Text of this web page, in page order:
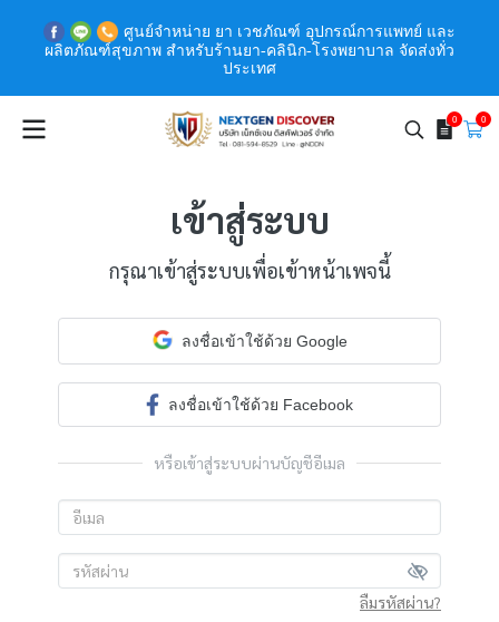
ศูนย์จำหน่าย ยา เวชภัณฑ์ อุปกรณ์การแพทย์ และ
ผลิตภัณฑ์สุขภาพ สำหรับร้านยา-คลินิก-โรงพยาบาล จัดส่งทั่ว
ประเทศ
0 0
เข้าสู่ระบบ
กรุณาเข้าสู่ระบบเพื่อเข้าหน้าเพจนี้
ลงชื่อเข้าใช้ด้วย Google
ลงชื่อเข้าใช้ด้วย Facebook
หรือเข้าสู่ระบบผ่านบัญชีอีเมล
ลืมรหัสผ่าน?